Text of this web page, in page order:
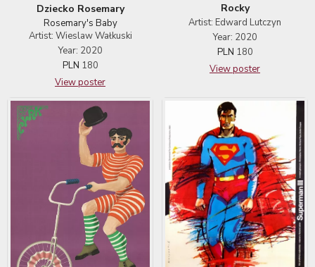
Dziecko Rosemary
Rosemary's Baby
Artist: Wieslaw Wałkuski
Year: 2020
PLN 180
View poster
Rocky
Artist: Edward Lutczyn
Year: 2020
PLN 180
View poster